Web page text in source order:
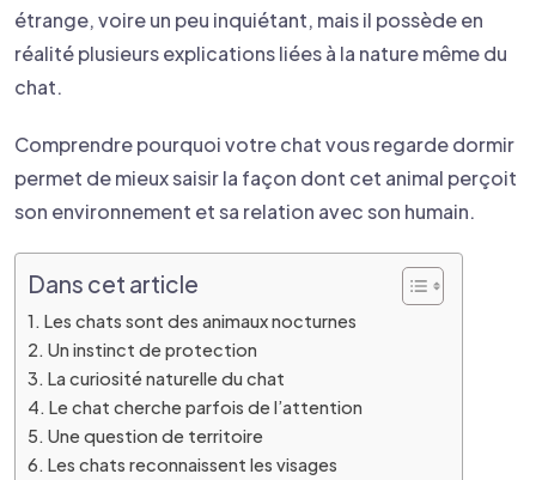
étrange, voire un peu inquiétant, mais il possède en
réalité plusieurs explications liées à la nature même du
chat.
Comprendre pourquoi votre chat vous regarde dormir
permet de mieux saisir la façon dont cet animal perçoit
son environnement et sa relation avec son humain.
Dans cet article
Les chats sont des animaux nocturnes
Un instinct de protection
La curiosité naturelle du chat
Le chat cherche parfois de l’attention
Une question de territoire
Les chats reconnaissent les visages